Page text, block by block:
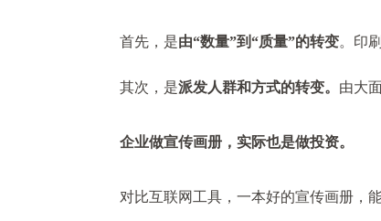
首先，是由“数量”到“质量”的转变。印
其次，是派发人群和方式的转变。 由大
企业做宣传画册，实际也是做投资。
对比互联网工具，一本好的宣传画册，